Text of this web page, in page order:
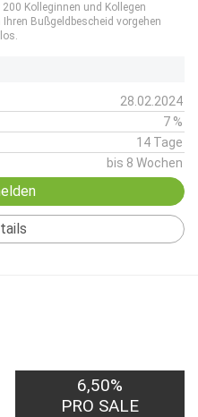
Kolleginnen und Kollegen
Bußgeldbescheid vorgehen
28.02.2024
7 %
14 Tage
bis 8 Wochen
6,50%
PRO SALE